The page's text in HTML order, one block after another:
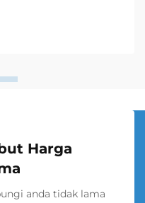
Harga
anda tidak lama